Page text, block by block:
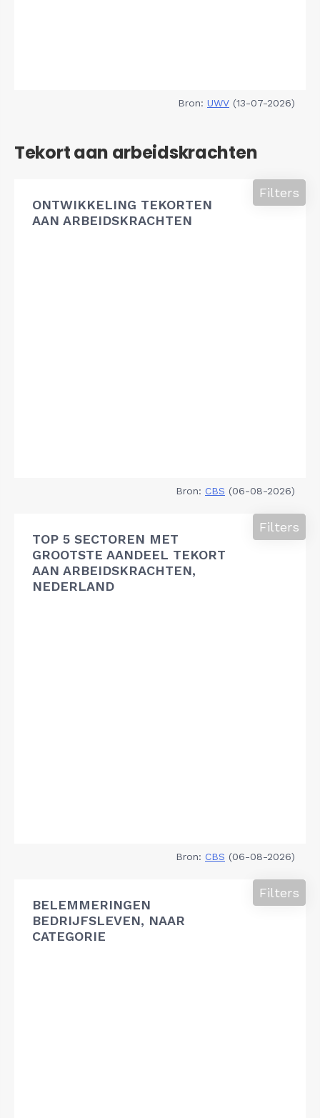
Bron: UWV (13-07-2026)
Tekort aan arbeidskrachten
ONTWIKKELING TEKORTEN
AAN ARBEIDSKRACHTEN
Filters
Bron: CBS (06-08-2026)
TOP 5 SECTOREN MET
GROOTSTE AANDEEL TEKORT
AAN ARBEIDSKRACHTEN,
NEDERLAND
Filters
Bron: CBS (06-08-2026)
BELEMMERINGEN
BEDRIJFSLEVEN, NAAR
CATEGORIE
Filters